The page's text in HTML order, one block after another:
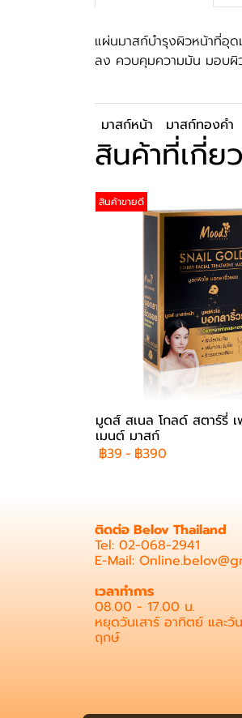
แผ่นมาสก์บำรุงผิวหน้าที่อุ
ลง ควบคุมความมัน มอบผิ
มาสก์หน้า มาสก์ทองคำ
สินค้าที่เกี่ย
สินค้าขายดี
มูดส์ สเนล โกลด์ สตาร์รี่
เมนต์ มาสก์
฿39 - ฿390
ติดต่อ Belov Thailand
Tel: 02-068-2941
E-Mail:
เวลาทำการ
08.00 - 17.00 น.
หยุดวันเสาร์ อาทิตย์ และ
ฤกษ์